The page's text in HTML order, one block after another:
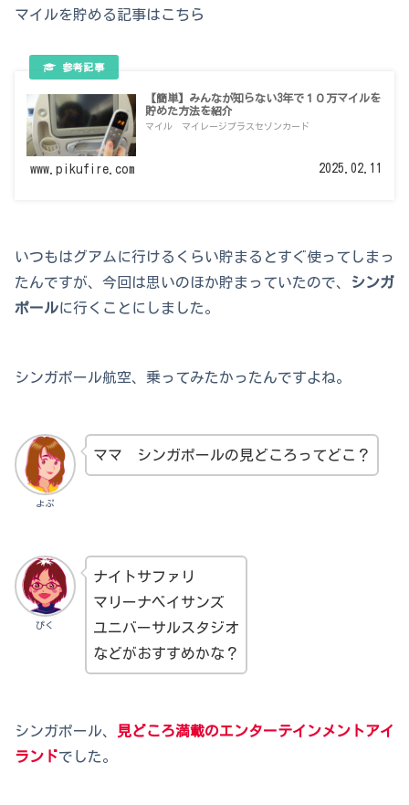
マイルを貯める記事はこちら
【簡単】みんなが知らない3年で１０万マイルを
貯めた方法を紹介
マイル マイレージプラスセゾンカード
www.pikufire.com 2025.02.11
いつもはグアムに行けるくらい貯まるとすぐ使ってしまっ
たんですが、今回は思いのほか貯まっていたので、
シンガ
ポールに行くことにしました。
シンガポール航空、乗ってみたかったんですよね。
よぷ
ママ シンガポールの見どころってどこ？
ぴく
ナイトサファリ
マリーナベイサンズ
ユニバーサルスタジオ
などがおすすめかな？
シンガポール、
見どころ満載のエンターテインメントアイ
ランドでした。